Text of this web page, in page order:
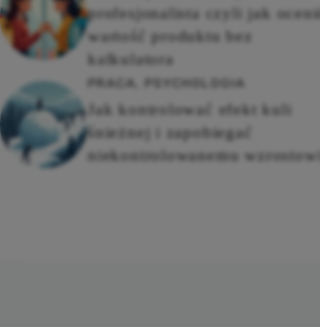
profesjonalista czyli jak ocenić
wartość produktu bez
kalkulatora
PRACA PSYCHOLOGIA
Jak kontrolować efekt kuli
śnieżnej i zapobiegać
niekontrolowanemu wzrostowi